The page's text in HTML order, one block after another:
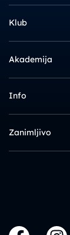
Klub
Akademija
Info
Zanimljivo